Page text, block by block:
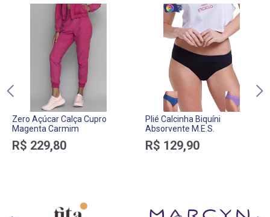
Zero Açúcar Calça Cupro
Magenta Carmim
R$ 229,80
Plié Calcinha Biquíni
Absorvente M.E.S.
R$ 129,90